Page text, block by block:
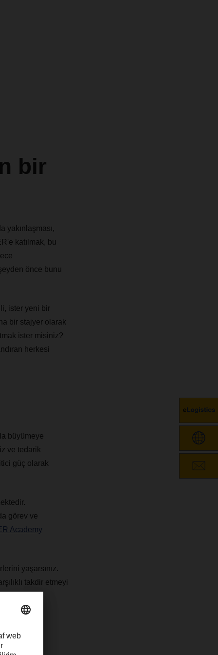
bir
yakınlaşması,
katılmak, bu
önce bunu
ister yeni bir
bir stajyer olarak
ister misiniz?
herkesi
büyümeye
ve tedarik
güç olarak
görev ve
Academy
yaşarsınız.
takdir etmeyi